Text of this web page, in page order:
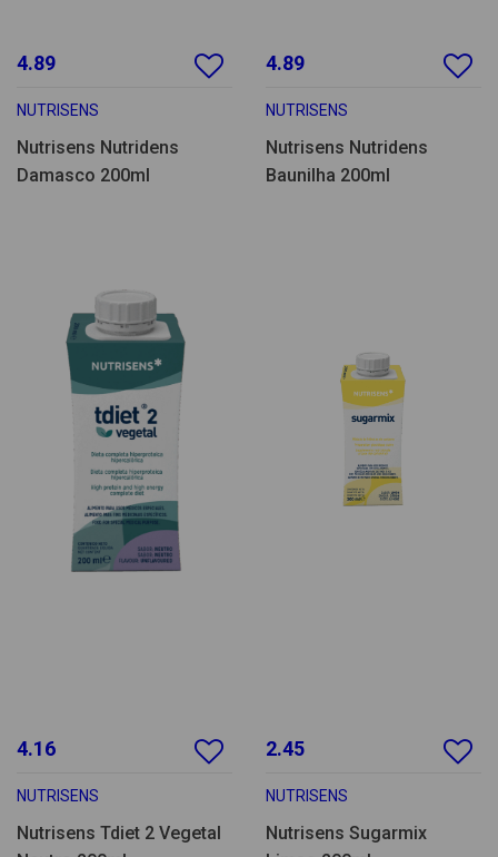
4.89
NUTRISENS
Nutrisens Nutridens
Damasco 200ml
4.89
NUTRISENS
Nutrisens Nutridens
Baunilha 200ml
4.16
NUTRISENS
Nutrisens Tdiet 2 Vegetal
2.45
NUTRISENS
Nutrisens Sugarmix